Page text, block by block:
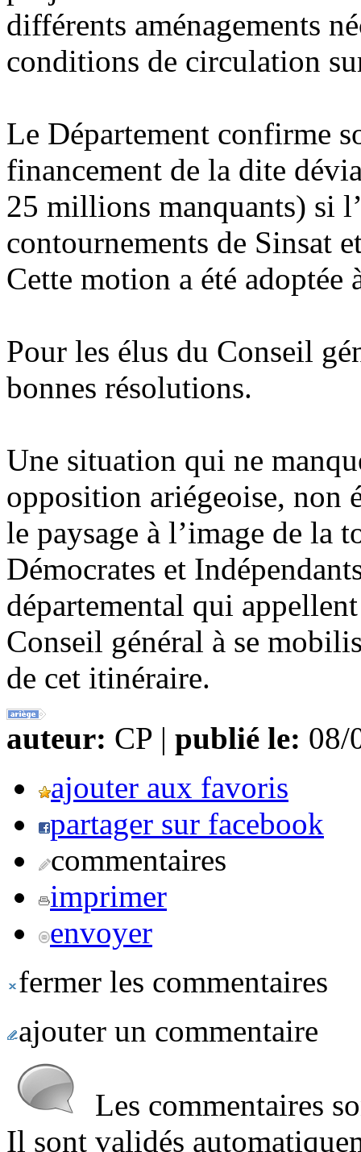
différents aménagements
conditions de circulation
Le Département confirme
financement de la dite
25 millions manquants) si
contournements de Sinsat
Cette motion a été adoptée
Pour les élus du Conseil
bonnes résolutions.
Une situation qui ne
opposition ariégeoise, non
le paysage à l’image de la
Démocrates et
départemental qui
Conseil général à se
de cet itinéraire.
auteur: CP | publié le: 08/
ajouter aux favoris
partager sur facebook
commentaires
imprimer
envoyer
fermer les commentaires
ajouter un commentaire
Les commentaires
Il sont validés